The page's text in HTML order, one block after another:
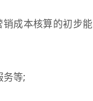
成本核算的初步能
等;